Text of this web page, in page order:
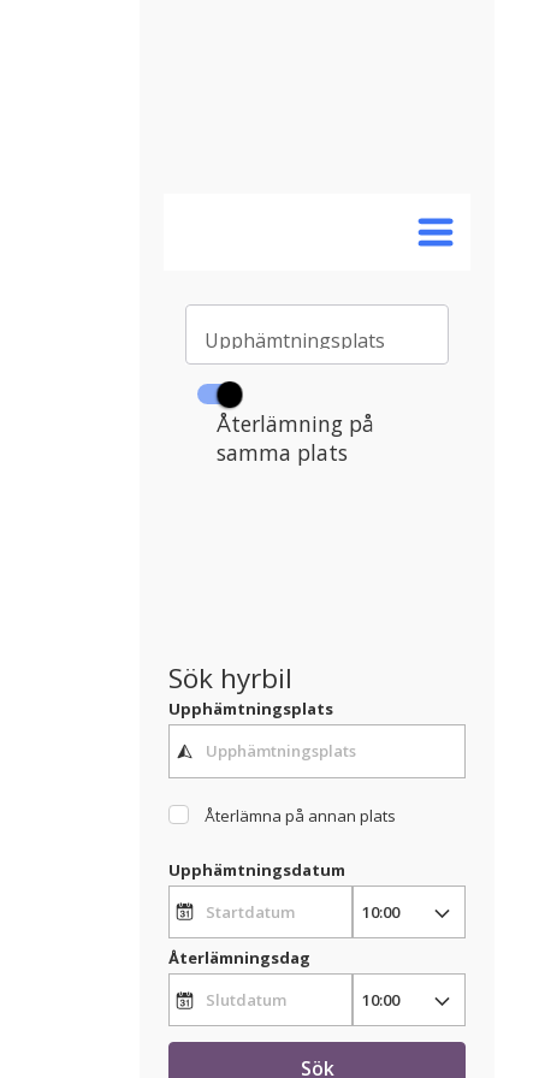
Sök hyrbil
Upphämtningsplats
Återlämna på annan plats
Upphämtningsdatum
Återlämningsdag
Sök